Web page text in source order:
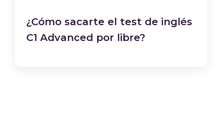
¿Cómo sacarte el test de inglés
C1 Advanced por libre?